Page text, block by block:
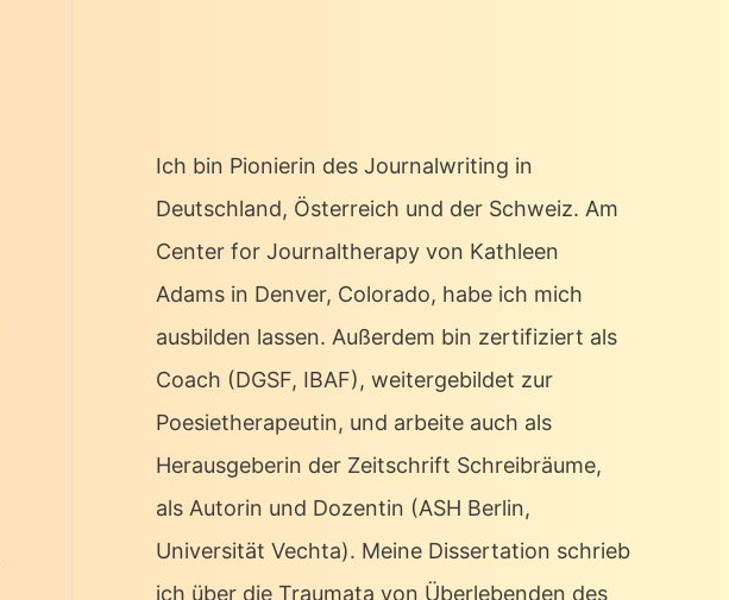
Ich bin Pionierin des Journalwriting in
Deutschland, Österreich und der Schweiz. Am
Center for Journaltherapy von Kathleen
Adams in Denver, Colorado, habe ich mich
ausbilden lassen. Außerdem bin zertifiziert als
Coach (DGSF, IBAF), weitergebildet zur
Poesietherapeutin, und arbeite auch als
Herausgeberin der Zeitschrift Schreibräume,
als Autorin und Dozentin (ASH Berlin,
Universität Vechta). Meine Dissertation schrieb
ich über die Traumata von Überlebenden des